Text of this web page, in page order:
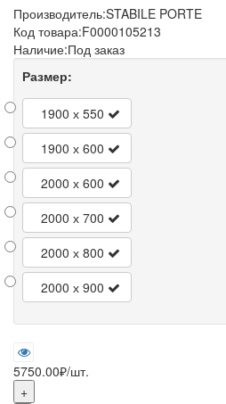
Производитель:STABILE PORTE
Код товара:F0000105213
Наличие:Под заказ
Размер:
1900 х 550
1900 х 600
2000 х 600
2000 х 700
2000 х 800
2000 х 900
5750.00₽/шт.
+